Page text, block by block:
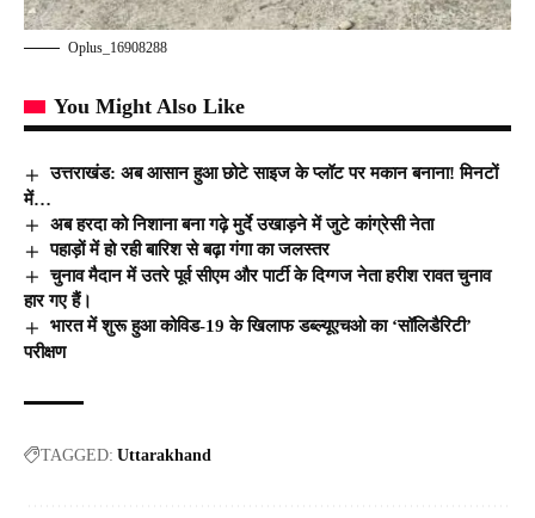
Oplus_16908288
You Might Also Like
उत्तराखंड: अब आसान हुआ छोटे साइज के प्लॉट पर मकान बनाना! मिनटों
में…
अब हरदा को निशाना बना गढ़े मुर्दे उखाड़ने में जुटे कांग्रेसी नेता
पहाड़ों में हो रही बारिश से बढ़ा गंगा का जलस्तर
चुनाव मैदान में उतरे पूर्व सीएम और पार्टी के दिग्गज नेता हरीश रावत चुनाव
हार गए हैं।
भारत में शुरू हुआ कोविड-19 के खिलाफ डब्ल्यूएचओ का ‘सॉलिडैरिटी’
परीक्षण
TAGGED: Uttarakhand